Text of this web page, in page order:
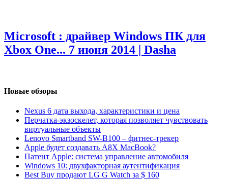
Microsoft : драйвер Windows ПК для
Xbox One... 7 июня 2014 | Dasha
Новые обзоры
Nexus 6 дата выхода, характеристики и цена
Перчатка-экзоскелет, которая позволяет чувствовать
виртуальные объекты
Lenovo Smartband SW-B100 – фитнес-трекер
Apple будет создавать A8X MacBook?
Патент Apple: система управление автомобиля
Windows 10: двухфакторная аутентификация
Best Buy продают LG G Watch за $ 160